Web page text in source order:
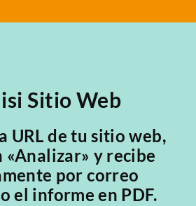
Sitio Web
URL de tu sitio web,
«Analizar» y recibe
por correo
el informe en PDF.